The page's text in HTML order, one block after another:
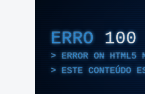
ERRO 100
ERROR ON HTML5
ESTE CONTEÚDO